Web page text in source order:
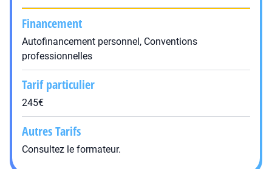
Financement
Autofinancement personnel, Conventions
professionnelles
Tarif particulier
245€
Autres Tarifs
Consultez le formateur.